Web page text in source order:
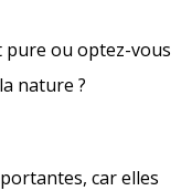
pure ou optez-vous
nature ?
car elles